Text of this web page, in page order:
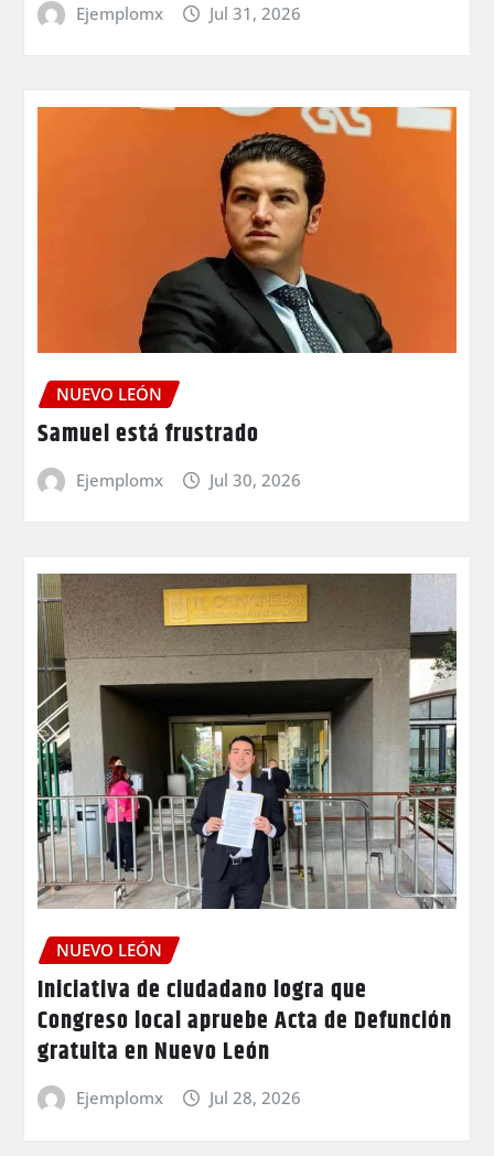
Ejemplomx Jul 31, 2026
NUEVO LEÓN
Samuel está frustrado
Ejemplomx Jul 30, 2026
NUEVO LEÓN
Iniciativa de ciudadano logra que
Congreso local apruebe Acta de Defunción
gratuita en Nuevo León
Ejemplomx Jul 28, 2026